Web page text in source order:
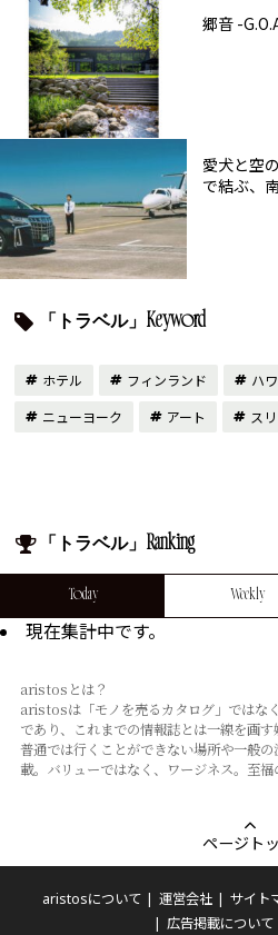
郷音 -
愛犬と空
で結ぶ、
「トラベル」Keyword
ホテル フィンランド ハ
ニューヨーク
アート ス
「トラベル」Ranking
Today Weekly
現在集計中です。
aristosとは？
aristosは「モノを売るカタログ」ではな
であり、これまでの情報誌とは⼀線を画す
普通では⾏くことができない場所や⼀般
載。バリューではなく、ワージネス。⾄福
ページト
aristosについて 運営会社 サイト
広告掲載について